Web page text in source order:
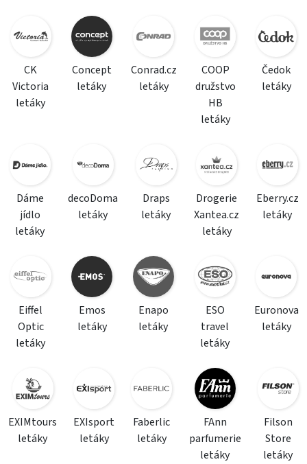
CK
Victoria
letáky
Concept
letáky
Conrad.cz
letáky
COOP
družstvo
HB
letáky
Čedok
letáky
Dáme
jídlo
letáky
decoDoma
letáky
Draps
letáky
Drogerie
Xantea.cz
letáky
Eberry.cz
letáky
Eiffel
Optic
letáky
Emos
letáky
Enapo
letáky
ESO
travel
letáky
Euronova
letáky
EXIMtours
letáky
EXIsport
letáky
Faberlic
letáky
FAnn
parfumerie
letáky
Filson
Store
letáky